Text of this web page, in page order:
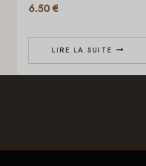
6.50 €
LIRE LA SUITE